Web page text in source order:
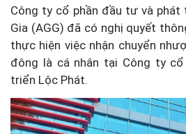
Công ty cổ phần đầu tư và
Gia (AGG) đã có nghị quyết
thực hiện việc nhận chuyển
đông là cá nhân tại Công ty cổ
triển Lộc Phát.